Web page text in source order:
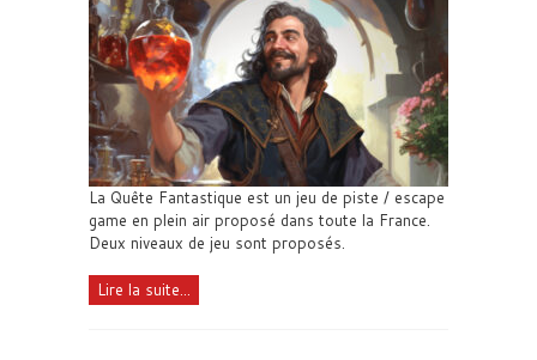
La Quête Fantastique est un jeu de piste / escape
game en plein air proposé dans toute la France.
Deux niveaux de jeu sont proposés.
Lire la suite...